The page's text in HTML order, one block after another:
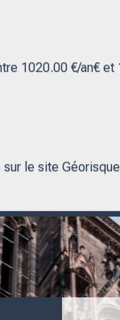
1020.00 €/an€ et
le site